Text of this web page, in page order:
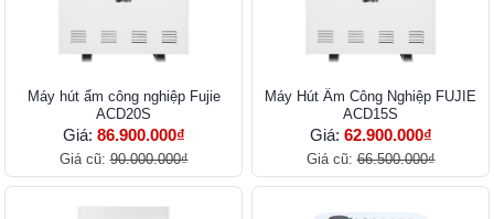
Máy hút ẩm công nghiệp Fujie
ACD20S
Giá: 86.900.000₫
Giá cũ:90.000.000₫
Máy Hút Ẩm Công Nghiệp FUJIE
ACD15S
Giá: 62.900.000₫
Giá cũ:66.500.000₫